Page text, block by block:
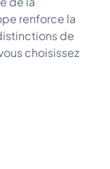
renforce la
de
choisissez